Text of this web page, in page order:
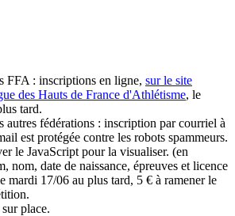
FFA : inscriptions en ligne, sur le site
des Hauts de France d'Athlétisme, le
tard.
autres fédérations : inscription par courriel à
est protégée contre les robots spammeurs.
le JavaScript pour la visualiser. (en
nom, date de naissance, épreuves et licence
mardi 17/06 au plus tard, 5 € à ramener le
place.